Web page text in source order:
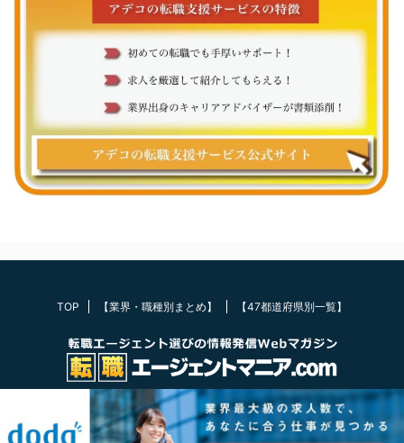
TOP 【業界・職種別まとめ】 【47都道府県別一覧】